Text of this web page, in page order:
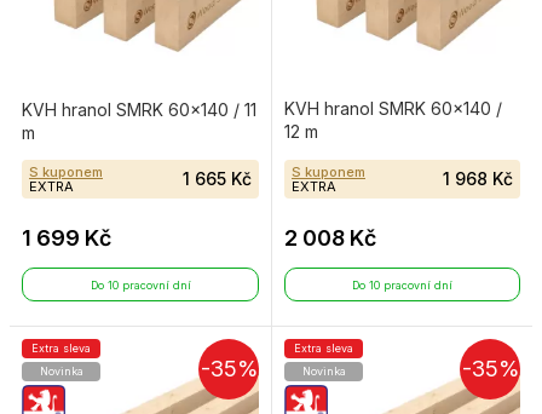
KVH hranol SMRK 60×140 / 11
m
S kuponem
EXTRA
1 665 Kč
1 699 Kč
Do 10 pracovní dní
KVH hranol SMRK 60×140 /
12 m
S kuponem
EXTRA
1 968 Kč
2 008 Kč
Do 10 pracovní dní
-35%
Extra sleva
Novinka
-35%
Extra sleva
Novinka